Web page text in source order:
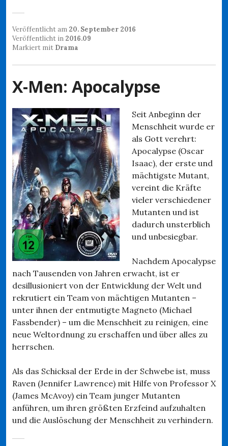
Veröffentlicht am 20. September 2016
Veröffentlicht in 2016.09
Markiert mit Drama
X-Men: Apocalypse
Seit Anbeginn der
Menschheit wurde er
als Gott verehrt:
Apocalypse (Oscar
Isaac), der erste und
mächtigste Mutant,
vereint die Kräfte
vieler verschiedener
Mutanten und ist
dadurch unsterblich
und unbesiegbar.
Nachdem Apocalypse
nach Tausenden von Jahren erwacht, ist er
desillusioniert von der Entwicklung der Welt und
rekrutiert ein Team von mächtigen Mutanten –
unter ihnen der entmutigte Magneto (Michael
Fassbender) – um die Menschheit zu reinigen, eine
neue Weltordnung zu erschaffen und über alles zu
herrschen.
Als das Schicksal der Erde in der Schwebe ist, muss
Raven (Jennifer Lawrence) mit Hilfe von Professor X
(James McAvoy) ein Team junger Mutanten
anführen, um ihren größten Erzfeind aufzuhalten
und die Auslöschung der Menschheit zu verhindern.